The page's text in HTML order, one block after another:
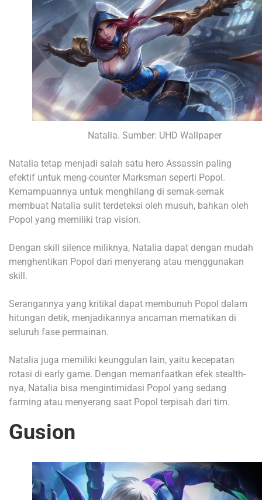
Natalia. Sumber: UHD Wallpaper
Natalia tetap menjadi salah satu hero Assassin paling
efektif untuk meng-counter Marksman seperti Popol.
Kemampuannya untuk menghilang di semak-semak
membuat Natalia sulit terdeteksi oleh musuh, bahkan oleh
Popol yang memiliki trap vision.
Dengan skill silence miliknya, Natalia dapat dengan mudah
menghentikan Popol dari menyerang atau menggunakan
skill.
Serangannya yang kritikal dapat membunuh Popol dalam
hitungan detik, menjadikannya ancaman mematikan di
seluruh fase permainan.
Natalia juga memiliki keunggulan lain, yaitu kecepatan
rotasi di early game. Dengan memanfaatkan efek stealth-
nya, Natalia bisa mengintimidasi Popol yang sedang
farming atau menyerang saat Popol terpisah dari tim.
Gusion